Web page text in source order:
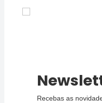
Recebas as